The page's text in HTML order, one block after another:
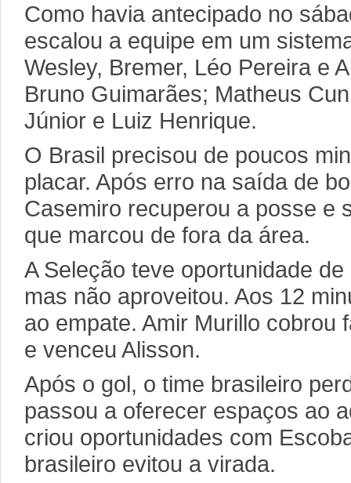
Como havia antecipado no
escalou a equipe em um
Wesley, Bremer, Léo Pereira e
Bruno Guimarães; Matheus
Júnior e Luiz Henrique.
O Brasil precisou de poucos
placar. Após erro na saída de
Casemiro recuperou a posse e
que marcou de fora da área.
A Seleção teve oportunidade
mas não aproveitou. Aos 12
ao empate. Amir Murillo cobrou
e venceu Alisson.
Após o gol, o time brasileiro
passou a oferecer espaços ao
criou oportunidades com
brasileiro evitou a virada.